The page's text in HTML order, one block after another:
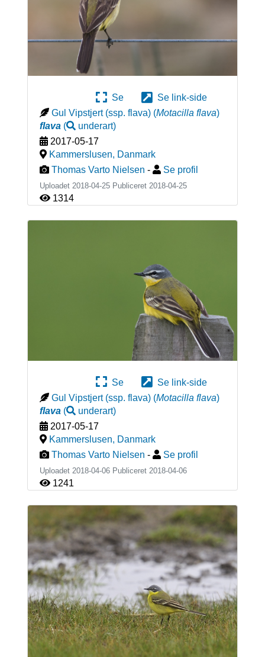
Se
Se link-side
Gul Vipstjert (ssp. flava) (Motacilla flava)
flava( underart)
2017-05-17
Kammerslusen, Danmark
Thomas Varto Nielsen - Se profil
Uploadet 2018-04-25 Publiceret 2018-04-25
1314
Se
Se link-side
Gul Vipstjert (ssp. flava) (Motacilla flava)
flava( underart)
2017-05-17
Kammerslusen, Danmark
Thomas Varto Nielsen - Se profil
Uploadet 2018-04-06 Publiceret 2018-04-06
1241